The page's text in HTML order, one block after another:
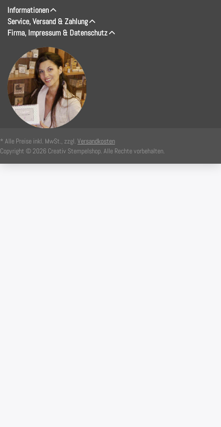
Informationen
Service, Versand & Zahlung
Firma, Impressum & Datenschutz
* Alle Preise inkl. MwSt., zzgl. Versandkosten
Copyright © 2026 Creativ Stempelshop. Alle Rechte vorbehalten.